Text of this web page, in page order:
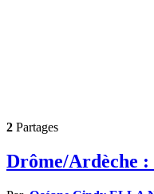
2 Partages
Drôme/Ardèche :